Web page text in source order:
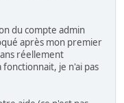
du compte admin
après mon premier
réellement
je n'ai pas